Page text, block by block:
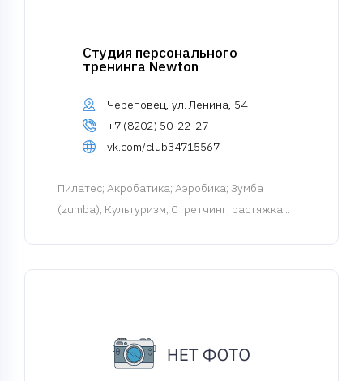
Студия персонального
тренинга Newton
Череповец, ул. Ленина, 54
+7 (8202) 50-22-27
vk.com/club34715567
Пилатес; Акробатика; Аэробика; Зумба
(zumba); Культуризм; Стретчинг; растяжка...